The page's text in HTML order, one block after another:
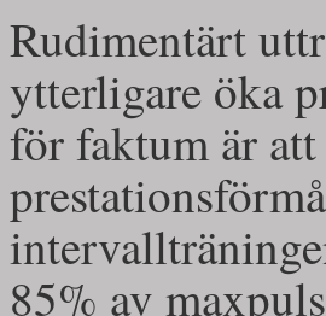
Rudimentärt
ytterligare öka
för faktum är
85% av